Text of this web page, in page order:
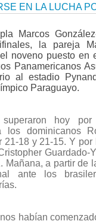
Marcos
la pareja
noveno puesto en
Panamericanos
al estadio
Paraguayo.
superaron hoy
dominicanos
21-18 y 21-15. Y por
Guardado-
Mañana, a partir de
ante los
habían